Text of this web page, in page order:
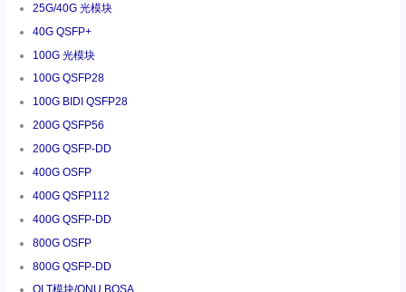
25G/40G 光模块
40G QSFP+
100G 光模块
100G QSFP28
100G BIDI QSFP28
200G QSFP56
200G QSFP-DD
400G OSFP
400G QSFP112
400G QSFP-DD
800G OSFP
800G QSFP-DD